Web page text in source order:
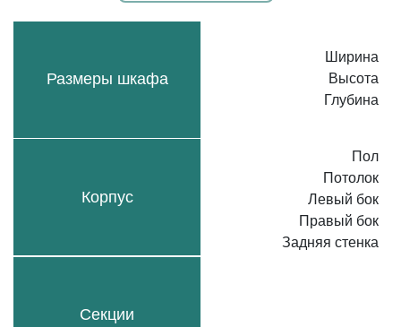
Размеры шкафа
Корпус
Секции
Ширина
Высота
Глубина
Пол
Потолок
Левый бок
Правый бок
Задняя стенка